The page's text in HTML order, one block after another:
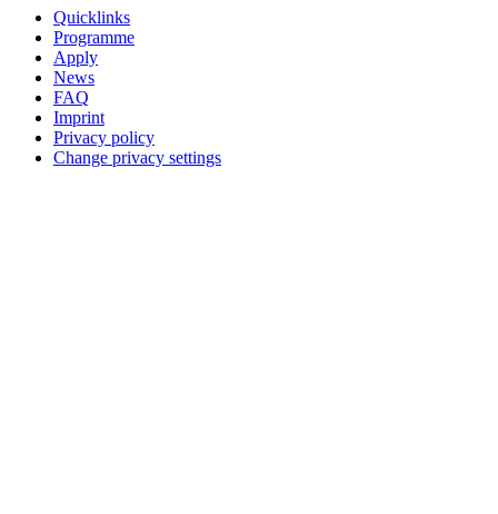
Quicklinks
Programme
Apply
News
FAQ
Imprint
Privacy policy
Change privacy settings